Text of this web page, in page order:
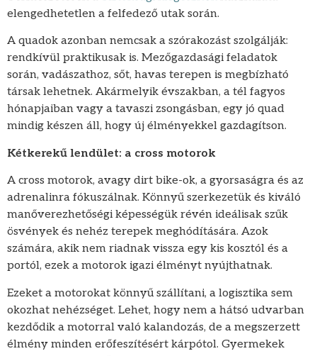
elengedhetetlen a felfedező utak során.
A quadok azonban nemcsak a szórakozást szolgálják:
rendkívül praktikusak is. Mezőgazdasági feladatok
során, vadászathoz, sőt, havas terepen is megbízható
társak lehetnek. Akármelyik évszakban, a tél fagyos
hónapjaiban vagy a tavaszi zsongásban, egy jó quad
mindig készen áll, hogy új élményekkel gazdagítson.
Kétkerekű lendület: a cross motorok
A cross motorok, avagy dirt bike-ok, a gyorsaságra és az
adrenalinra fókuszálnak. Könnyű szerkezetük és kiváló
manőverezhetőségi képességük révén ideálisak szűk
ösvények és nehéz terepek meghódítására. Azok
számára, akik nem riadnak vissza egy kis kosztól és a
portól, ezek a motorok igazi élményt nyújthatnak.
Ezeket a motorokat könnyű szállítani, a logisztika sem
okozhat nehézséget. Lehet, hogy nem a hátsó udvarban
kezdődik a motorral való kalandozás, de a megszerzett
élmény minden erőfeszítésért kárpótol. Gyermekek